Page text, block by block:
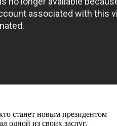
станет новым президентом
одной из своих заслуг.